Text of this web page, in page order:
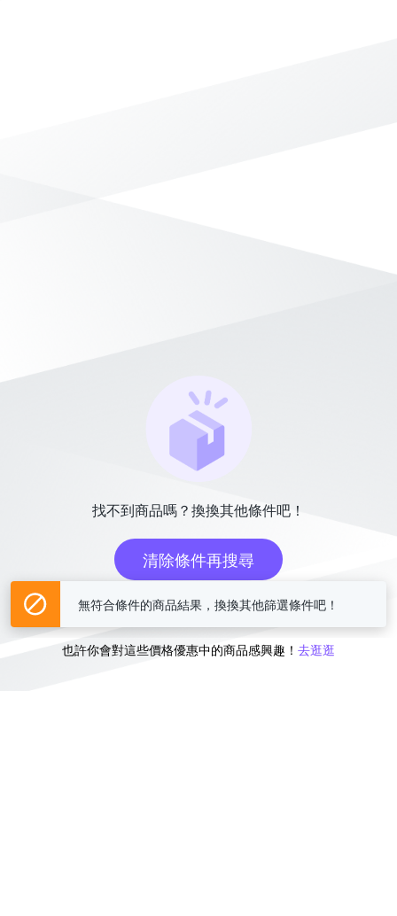
找不到商品嗎？換換其他條件吧！
清除條件再搜尋
或
也許你會對這些價格優惠中的商品感興趣！ 去逛逛
無符合條件的商品結果，換換其他篩選條件吧！